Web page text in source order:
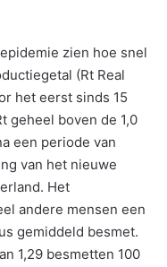
zien hoe snel
(Rt Real
het eerst sinds 15
geheel boven de 1,0
een periode van
van het nieuwe
Het
andere mensen een
gemiddeld besmet.
1,29 besmetten 100